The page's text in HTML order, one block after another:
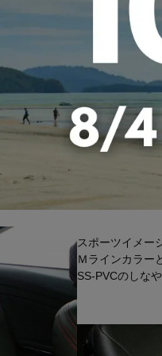
ミアレザーシートカ
最高の室内空間を。
スポーツイメー
Ｍラインカラー
SS-PVCのしな